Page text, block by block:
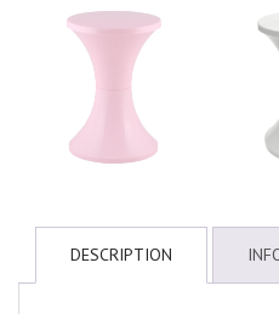
DESCRIPTION